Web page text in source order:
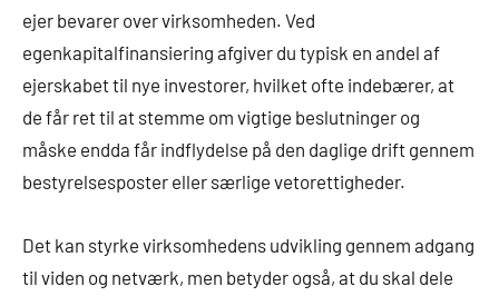
ejer bevarer over virksomheden. Ved
egenkapitalfinansiering afgiver du typisk en andel af
ejerskabet til nye investorer, hvilket ofte indebærer, at
de får ret til at stemme om vigtige beslutninger og
måske endda får indflydelse på den daglige drift gennem
bestyrelsesposter eller særlige vetorettigheder.
Det kan styrke virksomhedens udvikling gennem adgang
til viden og netværk, men betyder også, at du skal dele